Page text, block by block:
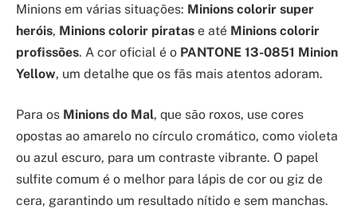
Minions em várias situações: Minions colorir super
heróis, Minions colorir piratas e até Minions colorir
profissões. A cor oficial é o PANTONE 13-0851 Minion
Yellow, um detalhe que os fãs mais atentos adoram.
Para os Minions do Mal, que são roxos, use cores
opostas ao amarelo no círculo cromático, como violeta
ou azul escuro, para um contraste vibrante. O papel
sulfite comum é o melhor para lápis de cor ou giz de
cera, garantindo um resultado nítido e sem manchas.